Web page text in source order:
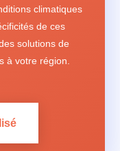
climatiques
de ces
solutions de
à votre région.